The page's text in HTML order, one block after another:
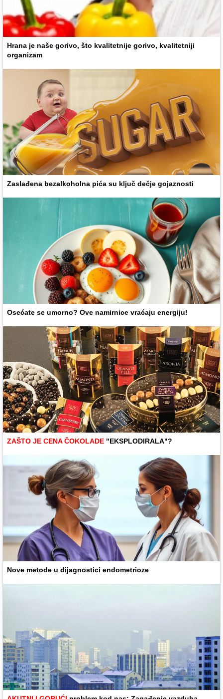
Hrana je naše gorivo, što kvalitetnije gorivo, kvalitetniji
organizam
Zaslađena bezalkoholna pića su ključ dečje gojaznosti
Osećate se umorno? Ove namirnice vraćaju energiju!
ZAŠTO JE CENA ČOKOLADE "EKSPLODIRALA"?
Nove metode u dijagnostici endometrioze